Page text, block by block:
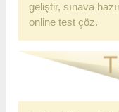
geliştir, sınava
online test çöz.